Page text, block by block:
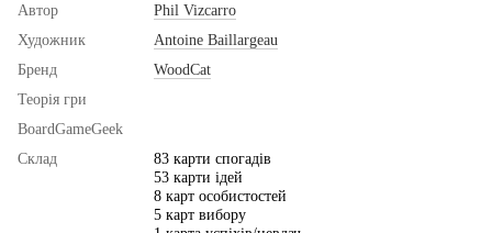
Автор
Phil Vizcarro
Художник
Antoine Baillargeau
Бренд
WoodCat
Теорія гри
BoardGameGeek
Склад
83 карти спогадів
53 карти ідей
8 карт особистостей
5 карт вибору